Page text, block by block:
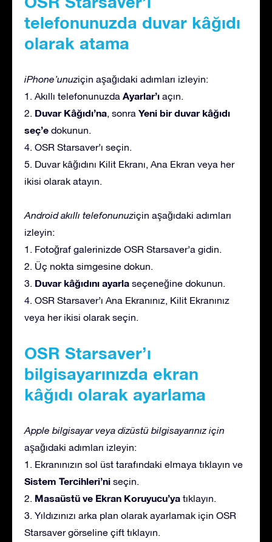
telefonunuzda duvar kâğıdı
olarak atama
iPhone’unuziçin aşağıdaki adımları izleyin:
1. Akıllı telefonunuzda Ayarlar’ı açın.
2. Duvar Kâğıdı’na , sonra Yeni bir duvar kâğıdı
seç’e dokunun.
4. OSR Starsaver’ı seçin.
5. Duvar kâğıdını Kilit Ekranı, Ana Ekran veya her
ikisi olarak atayın.
Android akıllı telefonunuziçin aşağıdaki adımları
izleyin:
1. Fotoğraf galerinizde OSR Starsaver’a gidin.
2. Üç nokta simgesine dokun.
3. Duvar kâğıdını ayarla seçeneğine dokunun.
4. OSR Starsaver’ı Ana Ekranınız, Kilit Ekranınız
veya her ikisi olarak seçin.
OSR Starsaver’ı
bilgisayarınızda ekran
kâğıdı olarak ayarlama
Apple bilgisayar veya dizüstü bilgisayarınız için
aşağıdaki adımları izleyin:
1. Ekranınızın sol üst tarafındaki elmaya tıklayın ve
Sistem Tercihleri’ni seçin.
2. Masaüstü ve Ekran Koruyucu’ya tıklayın.
3. Yıldızınızı arka plan olarak ayarlamak için OSR
Starsaver görseline çift tıklayın.